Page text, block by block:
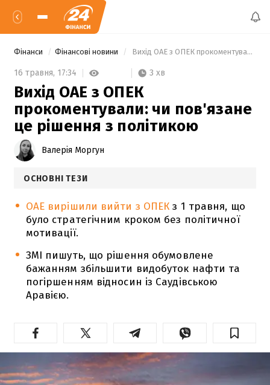
Фінанси Фінансові новини Вихід ОАЕ з ОПЕК прокоментували: чи пов'язане це рішення з політикою
16 травня, 17:34 3 хв
Вихід ОАЕ з ОПЕК
прокоментували: чи пов'язане
це рішення з політикою
Валерія Моргун
ОСНОВНІ ТЕЗИ
ОАЕ вирішили вийти з ОПЕК з 1 травня, що
було стратегічним кроком без політичної
мотивації.
ЗМІ пишуть, що рішення обумовлене
бажанням збільшити видобуток нафти та
погіршенням відносин із Саудівською
Аравією.